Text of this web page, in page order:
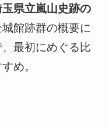
玉県立嵐山史跡の
館跡群の概要に
最初にめぐる比
め。